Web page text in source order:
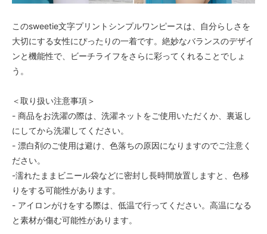
このsweetie文字プリントシンプルワンピースは、自分らしさを
大切にする女性にぴったりの一着です。絶妙なバランスのデザイ
ンと機能性で、ビーチライフをさらに彩ってくれることでしょ
う。
＜取り扱い注意事項＞
- 商品をお洗濯の際は、洗濯ネットをご使用いただくか、裏返し
にしてから洗濯してください。
- 漂白剤のご使用は避け、色落ちの原因になりますのでご注意く
ださい。
-濡れたままビニール袋などに密封し長時間放置しますと、色移
りをする可能性があります。
- アイロンがけをする際は、低温で行ってください。高温になる
と素材が傷む可能性があります。